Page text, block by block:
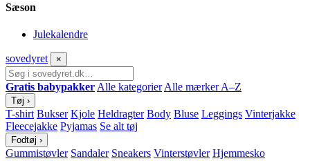
Sæson
Julekalendre
sovedyret ×
Gratis babypakker Alle kategorier Alle mærker A–Z
Tøj ›
T-shirt Bukser Kjole Heldragter Body Bluse Leggings Vinterjakke
Fleecejakke Pyjamas Se alt tøj
Fodtøj ›
Gummistøvler Sandaler Sneakers Vinterstøvler Hjemmesko